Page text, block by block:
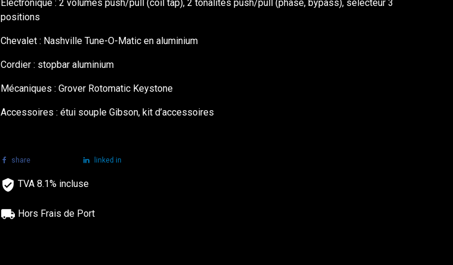
Électronique : 2 volumes push/pull (coil tap), 2 tonalités push/pull (phase, bypass), sélecteur 3
positions
Chevalet : Nashville Tune-O-Matic en aluminium
Cordier : stopbar aluminium
Mécaniques : Grover Rotomatic Keystone
Accessoires : étui souple Gibson, kit d’accessoires
share linked in
TVA 8.1% incluse
Hors Frais de Port